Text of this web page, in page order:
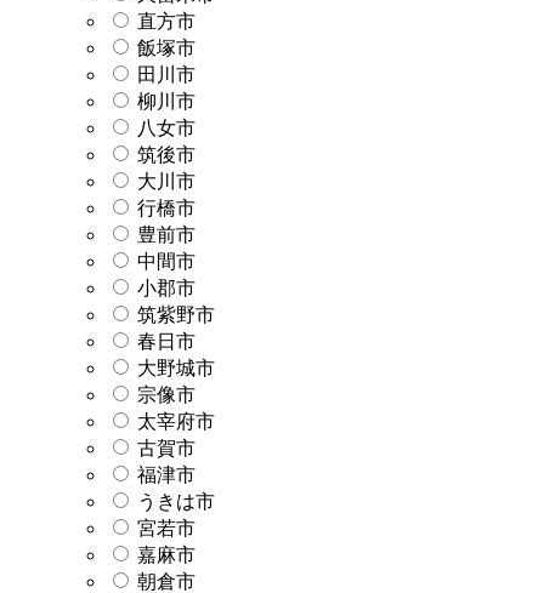
直方市
飯塚市
田川市
柳川市
八女市
筑後市
大川市
行橋市
豊前市
中間市
小郡市
筑紫野市
春日市
大野城市
宗像市
太宰府市
古賀市
福津市
うきは市
宮若市
嘉麻市
朝倉市